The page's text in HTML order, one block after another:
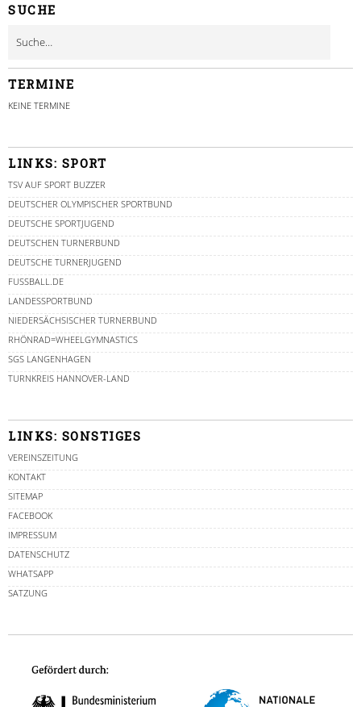
SUCHE
TERMINE
KEINE TERMINE
LINKS: SPORT
TSV AUF SPORT BUZZER
DEUTSCHER OLYMPISCHER SPORTBUND
DEUTSCHE SPORTJUGEND
DEUTSCHEN TURNERBUND
DEUTSCHE TURNERJUGEND
FUSSBALL.DE
LANDESSPORTBUND
NIEDERSÄCHSISCHER TURNERBUND
RHÖNRAD=WHEELGYMNASTICS
SGS LANGENHAGEN
TURNKREIS HANNOVER-LAND
LINKS: SONSTIGES
VEREINSZEITUNG
KONTAKT
SITEMAP
FACEBOOK
IMPRESSUM
DATENSCHUTZ
WHATSAPP
SATZUNG